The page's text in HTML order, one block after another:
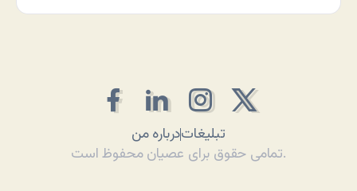
درباره منتبلیغات
تمامی حقوق برای عصیان محفوظ است.